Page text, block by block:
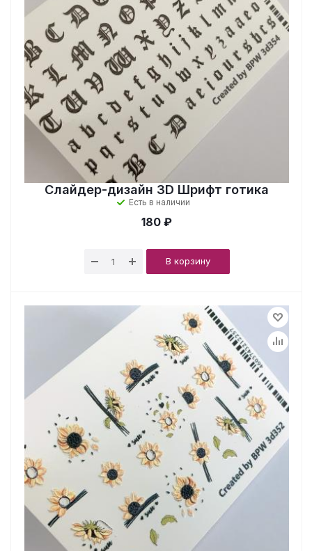
Слайдер-дизайн 3D Шрифт готика
Есть в наличии
180 ₽
В корзину